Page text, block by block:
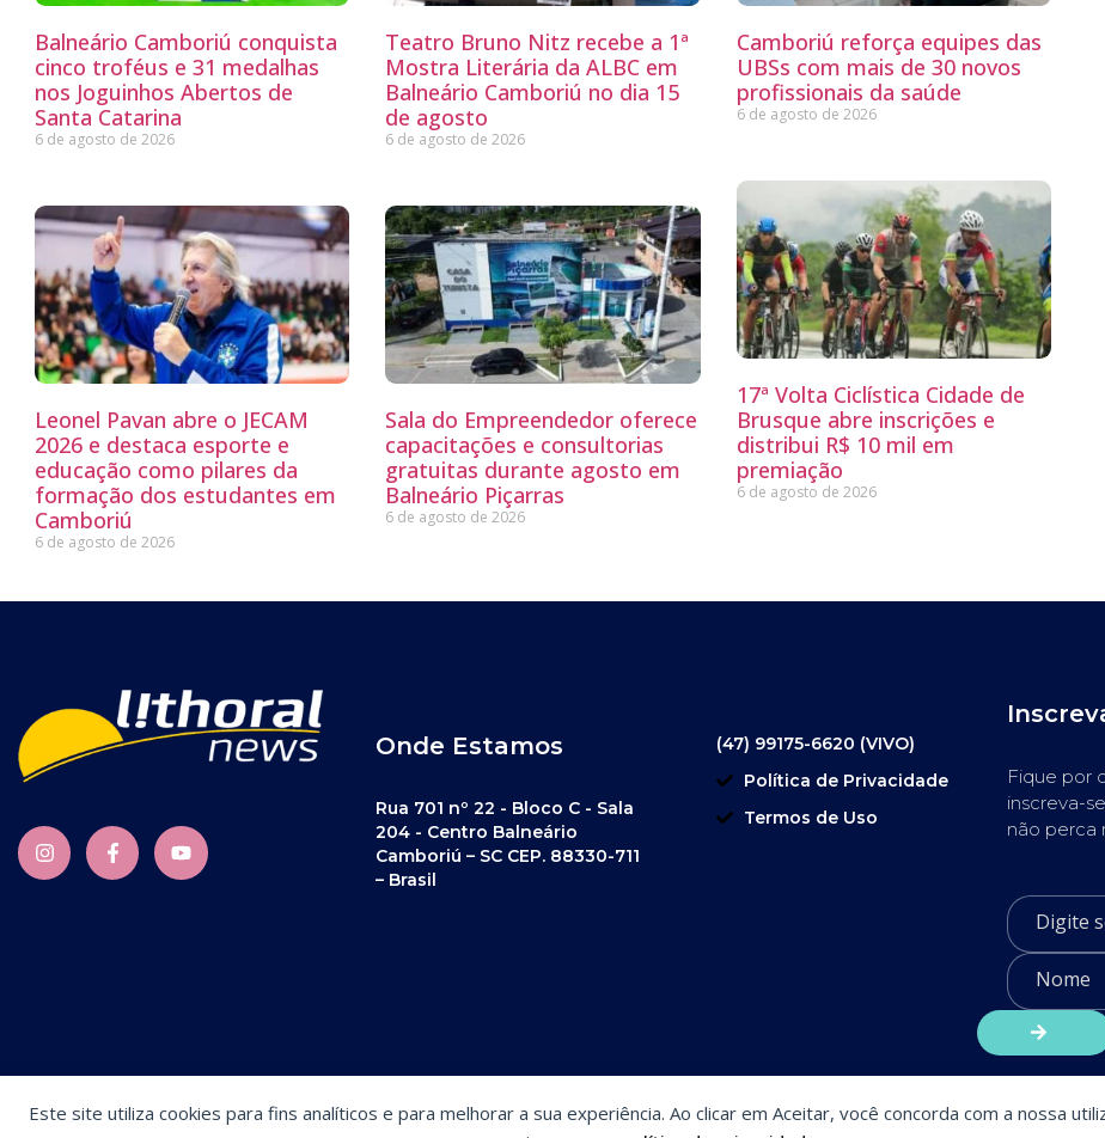
Este site utiliza cookies para fins analíticos e para melhorar a sua experiência. Ao clicar em Aceitar, você concorda com a nossa
Preferências de cookies
Balneário Camboriú conquista
cinco troféus e 31 medalhas
nos Joguinhos Abertos de
Santa Catarina
6 de agosto de 2026
Teatro Bruno Nitz recebe a 1ª
Mostra Literária da ALBC em
Balneário Camboriú no dia 15
de agosto
6 de agosto de 2026
Camboriú reforça equipes das
UBSs com mais de 30 novos
profissionais da saúde
6 de agosto de 2026
Leonel Pavan abre o JECAM
2026 e destaca esporte e
educação como pilares da
formação dos estudantes em
Camboriú
6 de agosto de 2026
Sala do Empreendedor oferece
capacitações e consultorias
gratuitas durante agosto em
Balneário Piçarras
6 de agosto de 2026
17ª Volta Ciclística Cidade de
Brusque abre inscrições e
distribui R$ 10 mil em
premiação
6 de agosto de 2026
Onde Estamos
Rua 701 nº 22 - Bloco C - Sala
204 - Centro Balneário
Camboriú – SC CEP. 88330-711
– Brasil
(47) 99175-6620 (VIVO)
Política de Privacidade
Termos de Uso
Fique por
inscreva-
não perca